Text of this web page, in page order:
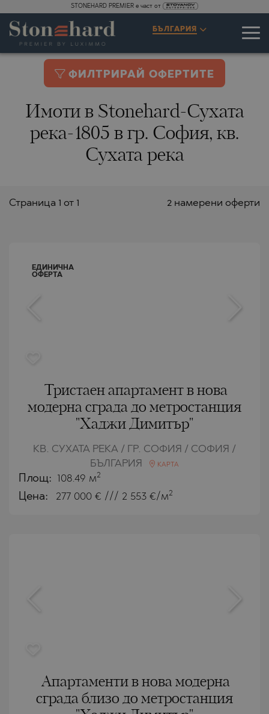
STONEHARD PREMIER е част от
БЪЛГАРИЯ
ФИЛТРИРАЙ ОФЕРТИТЕ
Имоти в Stonehard-Сухата
река-1805 в гр. София, кв.
Сухата река
2 намерени оферти
Страницa 1 от 1
ЕДИНИЧНА
ОФЕРТА
Тристаен апартамент в нова
модерна сграда до метростанция
"Хаджи Димитър"
КВ. СУХАТА РЕКА / ГР. СОФИЯ / СОФИЯ /
БЪЛГАРИЯ
КАРТА
Площ: 108.49 м2
Цена: 277 000 € /// 2 553 €/м2
Апартаменти в нова модерна
сграда близо до метростанция